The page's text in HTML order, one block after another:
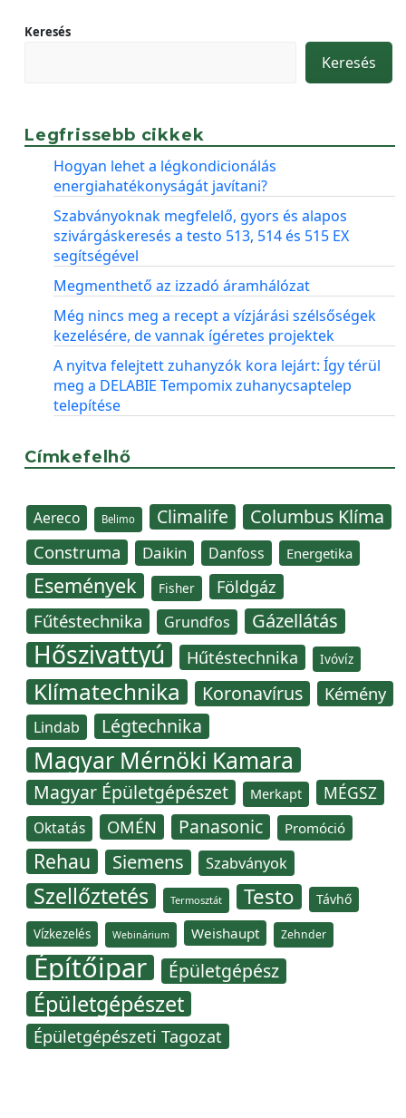
Keresés
Keresés
Legfrissebb cikkek
Hogyan lehet a légkondicionálás
energiahatékonyságát javítani?
Szabványoknak megfelelő, gyors és alapos
szivárgáskeresés a testo 513, 514 és 515 EX
segítségével
Megmenthető az izzadó áramhálózat
Még nincs meg a recept a vízjárási szélsőségek
kezelésére, de vannak ígéretes projektek
A nyitva felejtett zuhanyzók kora lejárt: Így térül
meg a DELABIE Tempomix zuhanycsaptelep
telepítése
Címkefelhő
Aereco Belimo Climalife Columbus Klíma
Construma Daikin Danfoss Energetika
Események Fisher Földgáz
Fűtéstechnika Grundfos Gázellátás
Hőszivattyú Hűtéstechnika Ivóvíz
Klímatechnika Koronavírus Kémény
Lindab Légtechnika
Magyar Mérnöki Kamara
Magyar Épületgépészet Merkapt MÉGSZ
Oktatás OMÉN Panasonic Promóció
Rehau Siemens Szabványok
Szellőztetés Termosztát Testo Távhő
Vízkezelés Webinárium Weishaupt Zehnder
Építőipar Épületgépész
Épületgépészet
Épületgépészeti Tagozat